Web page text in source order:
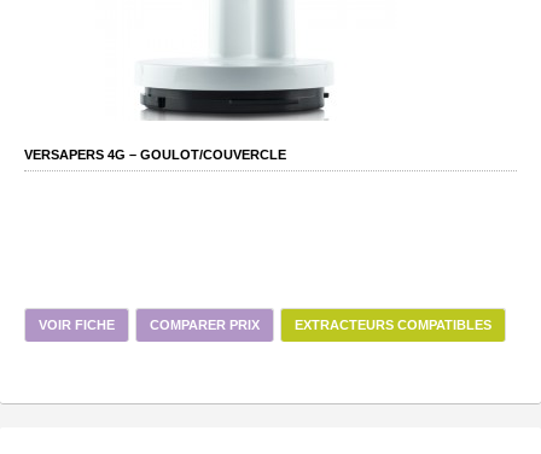
VERSAPERS 4G – GOULOT/COUVERCLE
VOIR FICHE COMPARER PRIX EXTRACTEURS COMPATIBLES